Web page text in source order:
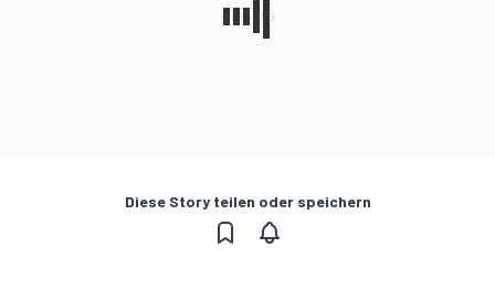
Diese Story teilen oder speichern